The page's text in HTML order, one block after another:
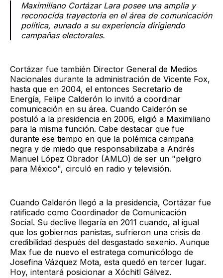
Maximiliano Cortázar Lara posee una amplia y
reconocida trayectoria en el área de comunicación
política, aunado a su experiencia dirigiendo
campañas electorales.
Cortázar fue también Director General de Medios
Nacionales durante la administración de Vicente Fox,
hasta que en 2004, el entonces Secretario de
Energía, Felipe Calderón lo invitó a coordinar
comunicación en su área. Cuando Calderón se
postuló a la presidencia en 2006, eligió a Maximiliano
para la misma función. Cabe destacar que fue
durante ese tiempo en que la polémica campaña
negra y de miedo que responsabilizaba a Andrés
Manuel López Obrador (AMLO) de ser un "peligro
para México", circuló en radio y televisión.
Cuando Calderón llegó a la presidencia, Cortázar fue
ratificado como Coordinador de Comunicación
Social. Su declive llegaría en 2011 cuando, al igual
que los gobiernos panistas, sufrieron una crisis de
credibilidad después del desgastado sexenio. Aunque
Max fue de nuevo el estratega comunicólogo de
Josefina Vázquez Mota, esta quedó en tercer lugar.
Hoy, intentará posicionar a Xóchitl Gálvez.